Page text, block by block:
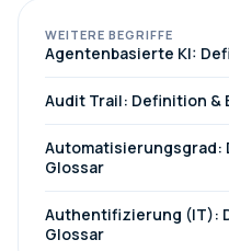
WEITERE BEGRIFFE
Agentenbasierte KI:
Audit Trail: Definition &
Automatisierungsgrad:
Glossar
Authentifizierung (IT):
Glossar